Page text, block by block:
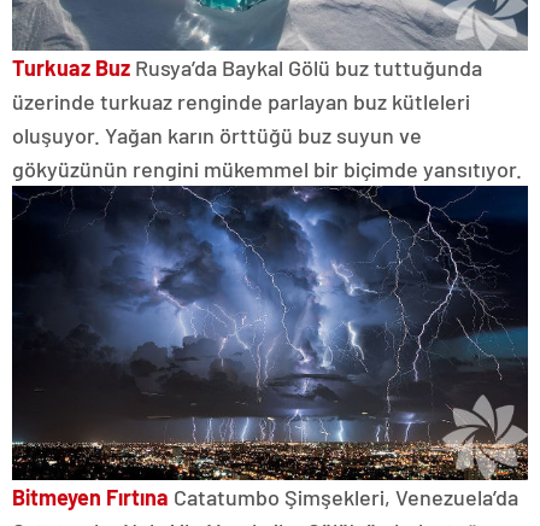
Turkuaz Buz Rusya’da Baykal Gölü buz tuttuğunda
üzerinde turkuaz renginde parlayan buz kütleleri
oluşuyor. Yağan karın örttüğü buz suyun ve
gökyüzünün rengini mükemmel bir biçimde yansıtıyor.
Bitmeyen Fırtına Catatumbo Şimşekleri, Venezuela’da